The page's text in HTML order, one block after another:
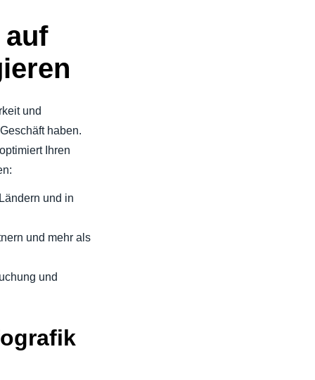
und
haben.
Ihren
und in
und mehr als
und